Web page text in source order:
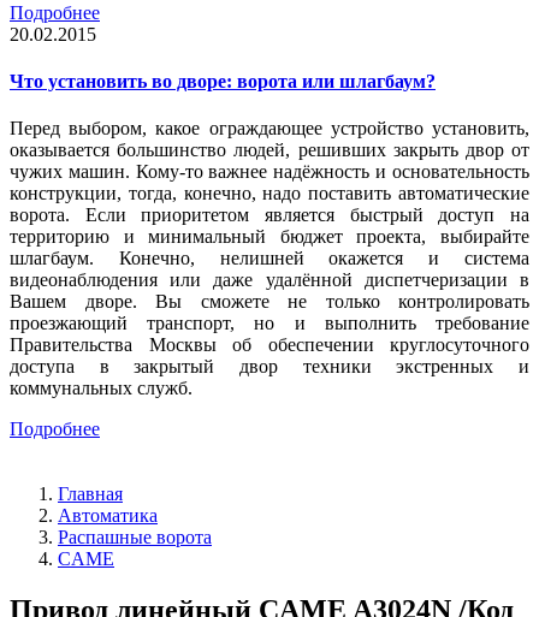
Подробнее
20.02.2015
Что установить во дворе: ворота или шлагбаум?
Перед выбором, какое ограждающее устройство установить,
оказывается большинство людей, решивших закрыть двор от
чужих машин. Кому-то важнее надёжность и основательность
конструкции, тогда, конечно, надо поставить автоматические
ворота. Если приоритетом является быстрый доступ на
территорию и минимальный бюджет проекта, выбирайте
шлагбаум. Конечно, нелишней окажется и система
видеонаблюдения или даже удалённой диспетчеризации в
Вашем дворе. Вы сможете не только контролировать
проезжающий транспорт, но и выполнить требование
Правительства Москвы об обеспечении круглосуточного
доступа в закрытый двор техники экстренных и
коммунальных служб.
Подробнее
Главная
Автоматика
Распашные ворота
CAME
Привод линейный CAME A3024N /Код